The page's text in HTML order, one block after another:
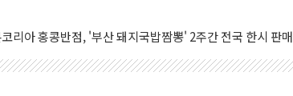
리아 홍콩반점, '부산 돼지국밥짬뽕' 2주간 전국 한시 판매
ADT캡스, 매장 운영·보안 통합관리 앱 출시